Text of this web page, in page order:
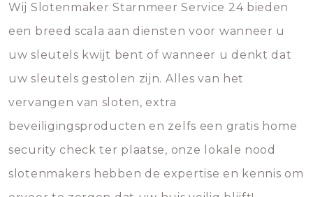
Wij Slotenmaker Starnmeer Service 24 bieden
een breed scala aan diensten voor wanneer u
uw sleutels kwijt bent of wanneer u denkt dat
uw sleutels gestolen zijn. Alles van het
vervangen van sloten, extra
beveiligingsproducten en zelfs een gratis home
security check ter plaatse, onze lokale nood
slotenmakers hebben de expertise en kennis om